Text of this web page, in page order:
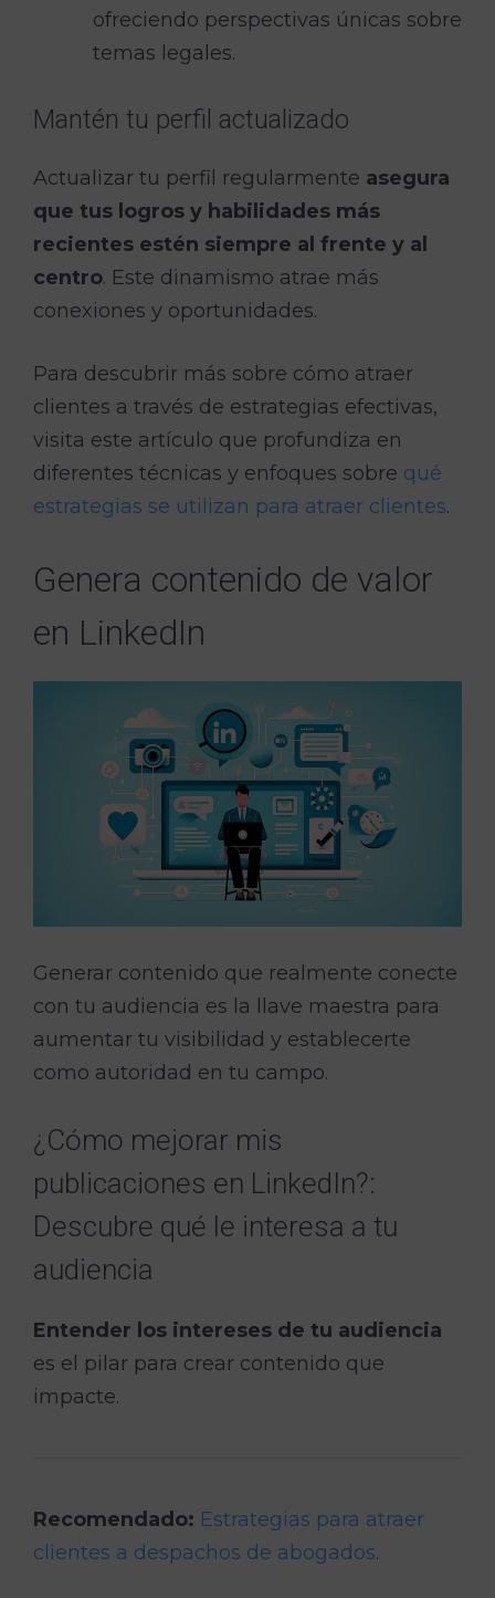
ofreciendo perspectivas únicas sobre
temas legales.
Mantén tu perfil actualizado
Actualizar tu perfil regularmente asegura
que tus logros y habilidades más
recientes estén siempre al frente y al
centro. Este dinamismo atrae más
conexiones y oportunidades.
Para descubrir más sobre cómo atraer
clientes a través de estrategias efectivas,
visita este artículo que profundiza en
diferentes técnicas y enfoques sobre qué
estrategias se utilizan para atraer clientes.
Genera contenido de valor
en LinkedIn
Generar contenido que realmente conecte
con tu audiencia es la llave maestra para
aumentar tu visibilidad y establecerte
como autoridad en tu campo.
¿Cómo mejorar mis
publicaciones en LinkedIn?:
Descubre qué le interesa a tu
audiencia
Entender los intereses de tu audiencia
es el pilar para crear contenido que
impacte.
Recomendado: Estrategias para atraer
clientes a despachos de abogados.